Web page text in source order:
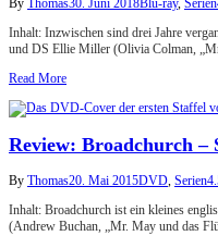
By Thomas30. Juni 2018Blu-ray, Serien
Inhalt: Inzwischen sind drei Jahre
und DS Ellie Miller (Olivia Colman,
Read More
Review: Broadchurch –
By Thomas20. Mai 2015DVD, Serien
Inhalt: Broadchurch ist ein kleines
(Andrew Buchan, „Mr. May und das